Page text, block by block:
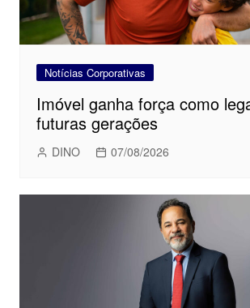
Notícias Corporativas
Imóvel ganha força como
futuras gerações
DINO 07/08/2026